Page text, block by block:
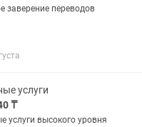
заверение переводов
услуги
₸
услуги высокого уровня